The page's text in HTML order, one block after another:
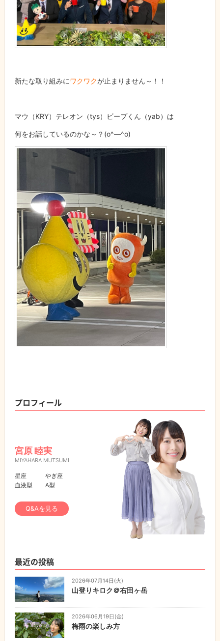
新たな取り組みにワクワクが止まりません～！！
マウ（KRY）テレオン（tys）ビープくん（yab）は
何をお話しているのかな～？(o^―^o)
プロフィール
宮原 睦実
MIYAHARA MUTSUMI
星座
やぎ座
血液型
A型
Q&Aを見る
最近の投稿
2026年07月14日(火)
山登りキロク＠右田ヶ岳
2026年06月19日(金)
梅雨の楽しみ方